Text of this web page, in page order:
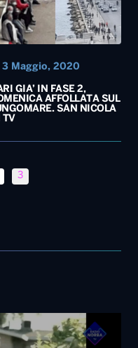
GIA’ IN FASE 2,
AFFOLLATA SUL
SAN NICOLA
TV
3 Maggio, 2020
3